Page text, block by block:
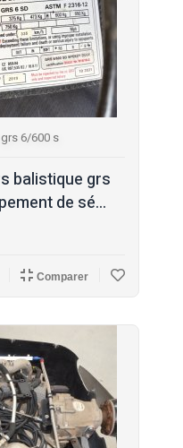
6/600 s
balistique grs
de sé...
Comparer